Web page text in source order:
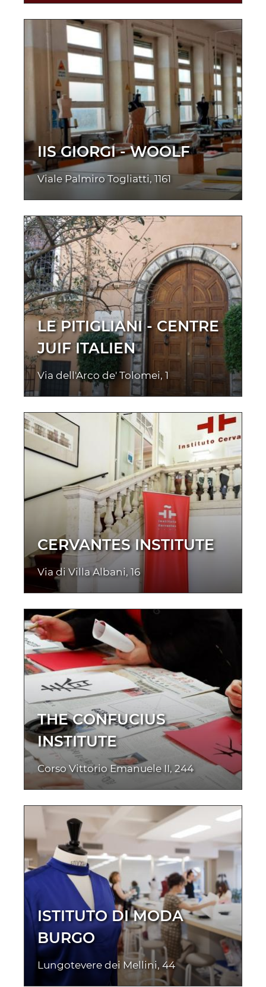
IIS GIORGI - WOOLF
Viale Palmiro Togliatti, 1161
LE PITIGLIANI - CENTRE
JUIF ITALIEN
Via dell'Arco de' Tolomei, 1
CERVANTES INSTITUTE
Via di Villa Albani, 16
THE CONFUCIUS
INSTITUTE
Corso Vittorio Emanuele II, 244
ISTITUTO DI MODA
BURGO
Lungotevere dei Mellini, 44